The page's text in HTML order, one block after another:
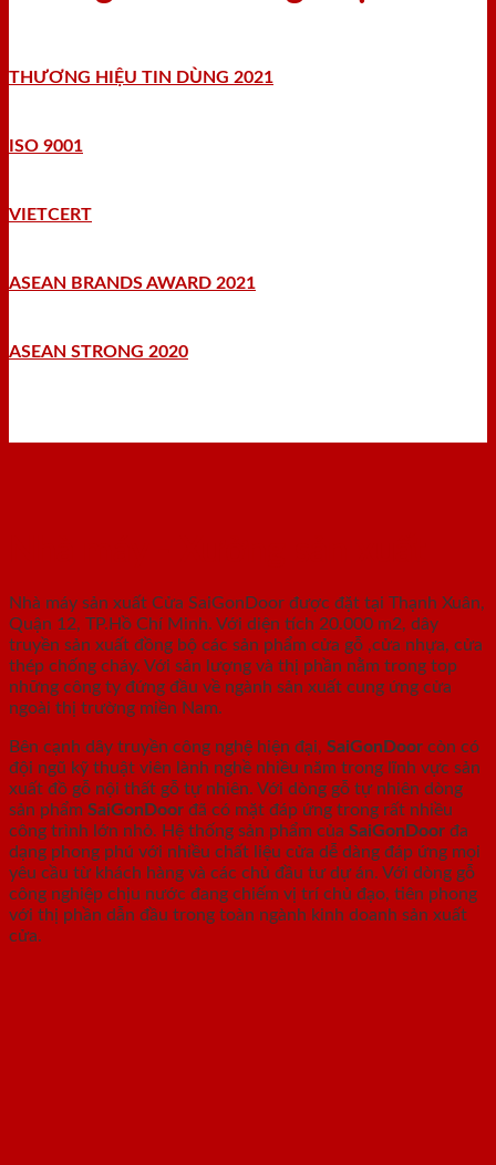
THƯƠNG HIỆU TIN DÙNG 2021
ISO 9001
VIETCERT
ASEAN BRANDS AWARD 2021
ASEAN STRONG 2020
Nhà máy sản xuất Cửa SaiGonDoor được đặt tại Thạnh Xuân,
Quận 12, TP.Hồ Chí Minh. Với diện tích 20.000 m2, dây
truyền sản xuất đồng bộ các sản phẩm cửa gỗ ,cửa nhựa, cửa
thép chống cháy. Với sản lượng và thị phần nằm trong top
những công ty đứng đầu về ngành sản xuất cung ứng cửa
ngoài thị trường miền Nam.
Bên cạnh dây truyền công nghệ hiện đại, SaiGonDoor còn có
đội ngũ kỹ thuật viên lành nghề nhiều năm trong lĩnh vực sản
xuất đồ gỗ nội thất gỗ tự nhiên. Với dòng gỗ tự nhiên dòng
sản phẩm SaiGonDoor đã có mặt đáp ứng trong rất nhiều
công trình lớn nhỏ. Hệ thống sản phẩm của SaiGonDoor đa
dạng phong phú với nhiều chất liệu cửa dễ dàng đáp ứng mọi
yêu cầu từ khách hàng và các chủ đầu tư dự án. Với dòng gỗ
công nghiệp chịu nước đang chiếm vị trí chủ đạo, tiên phong
với thị phần dẫn đầu trong toàn ngành kinh doanh sản xuất
cửa.